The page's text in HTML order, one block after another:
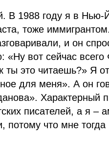
В 1988 году я в Нью-
тоже
и он
«Ну вот сейчас
ты это читаешь?» Я
для меня». А он
Характерный
писателей, а я –
потому что мне тогда